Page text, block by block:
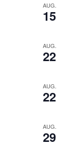
AUG.
15
AUG.
22
AUG.
22
AUG.
29